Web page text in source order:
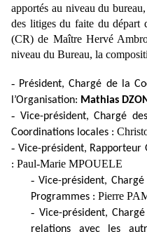
apportés au niveau du
des litiges du faite du départ
(CR) de Maître Hervé
niveau du Bureau, la
- Président, Chargé de la
l’Organisation: Mathias DZON
- Vice-président, Chargé
Coordinations locales :
- Vice-président, Rapporteur
: Paul-Marie MPOUELE
- Vice-président,
Programmes : Pierre
- Vice-président,
relations avec les